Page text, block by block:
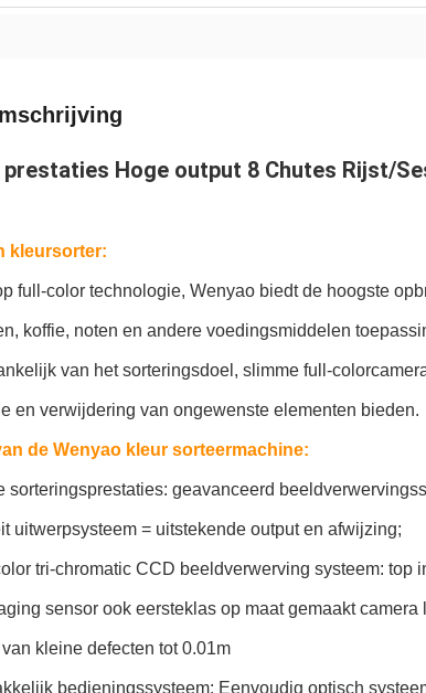
prestaties Hoge output 8 Chutes Rijst/
kleursorter:
full-color technologie, Wenyao biedt de hoogste
koffie, noten en andere voedingsmiddelen
van het sorteringsdoel, slimme full-
en verwijdering van ongewenste elementen bieden.
de Wenyao kleur sorteermachine:
sorteringsprestaties: geavanceerd
uitwerpsysteem = uitstekende output en afwijzing;
tri-chromatic CCD beeldverwerving systeem:
sensor ook eersteklas op maat gemaakt
kleine defecten tot 0.01m
bedieningssysteem: Eenvoudig optisch